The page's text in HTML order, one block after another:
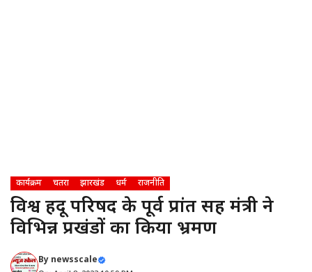
कार्यक्रम चतरा झारखंड धर्म राजनीति
विश्व हिंदू परिषद के पूर्व प्रांत सह मंत्री ने
विभिन्न प्रखंडों का किया भ्रमण
By newsscale